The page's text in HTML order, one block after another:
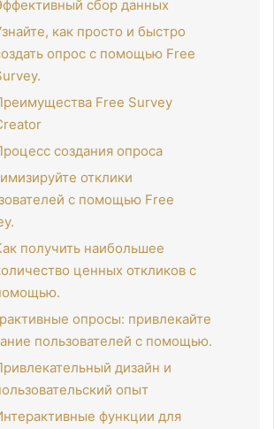
сбор данных
как просто и быстро
опрос с помощью Free
Free Survey
создания опроса
отклики
с помощью Free
получить наибольшее
ценных откликов с
опросы: привлекайте
пользователей с помощью.
дизайн и
опыт
функции для